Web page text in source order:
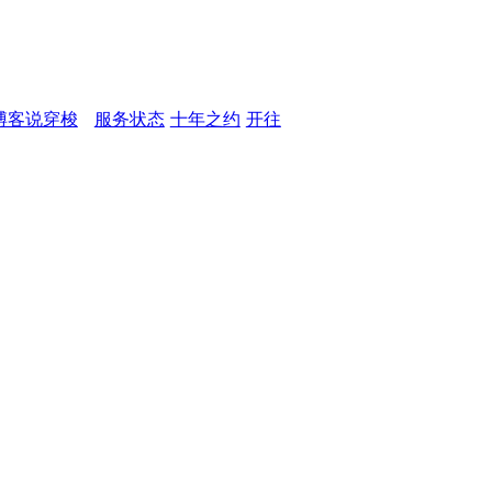
客说穿梭 服务状态 十年之约 开往